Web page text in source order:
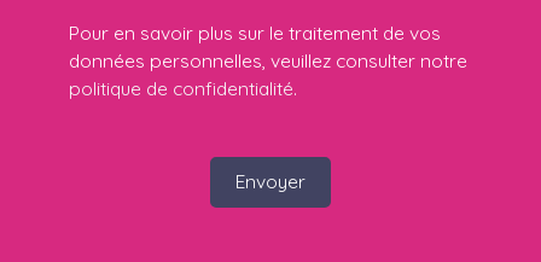
Pour en savoir plus sur le traitement de vos
données personnelles, veuillez consulter notre
politique de confidentialité.
Envoyer